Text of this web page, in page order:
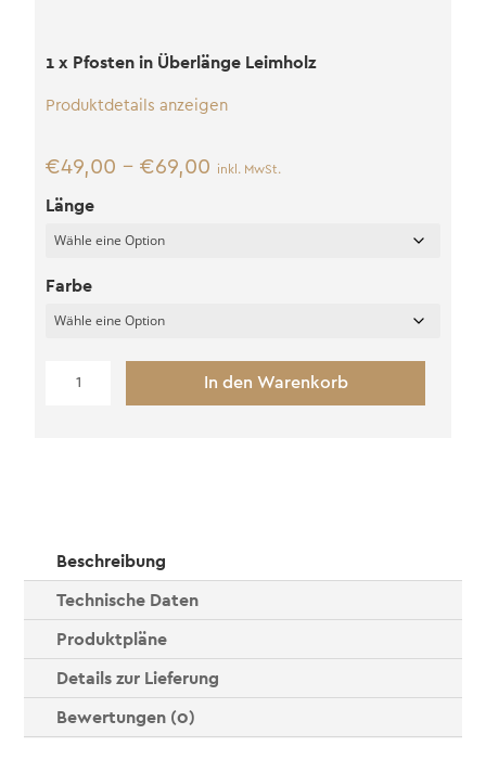
1 x Pfosten in Überlänge Leimholz
Produktdetails anzeigen
€49,00 – €69,00 inkl. MwSt.
Länge
Farbe
In den Warenkorb
Beschreibung
Technische Daten
Produktpläne
Details zur Lieferung
Bewertungen (0)